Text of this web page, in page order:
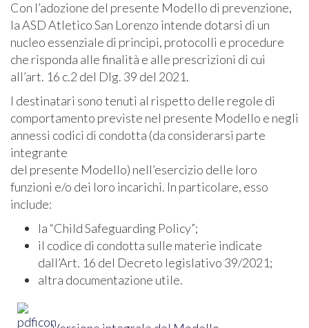
Con l’adozione del presente Modello di prevenzione,
la ASD Atletico San Lorenzo intende dotarsi di un
nucleo essenziale di principi, protocolli e procedure
che risponda alle finalità e alle prescrizioni di cui
all’art. 16 c.2 del Dlg. 39 del 2021.
I destinatari sono tenuti al rispetto delle regole di
comportamento previste nel presente Modello e negli
annessi codici di condotta (da considerarsi parte
integrante
del presente Modello) nell’esercizio delle loro
funzioni e/o dei loro incarichi. In particolare, esso
include:
la “Child Safeguarding Policy”;
il codice di condotta sulle materie indicate
dall’Art. 16 del Decreto legislativo 39/2021;
altra documentazione utile.